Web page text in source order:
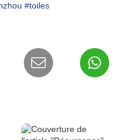
#toiles